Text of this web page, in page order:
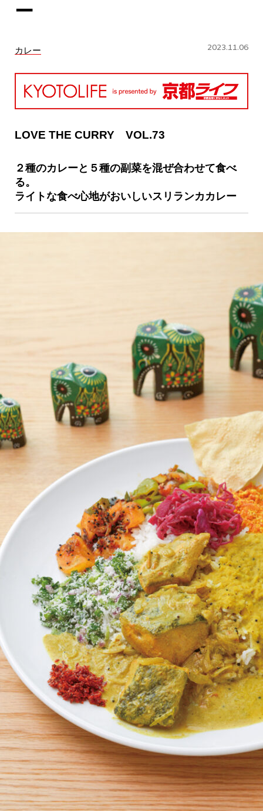
チケットプレゼント応募
MAIN MENU
SERIES
カレーが好き
CULTURE
すべて
関西で開催。
おすすめの展覧会
おすすめの映画
誠光社で選びました。
おすすめの本
紹介します。
おすすめのイベント
ー
カレー 2023.11.06
LOVE THE CURRY VOL.73
２種のカレーと５種の副菜を混ぜ合わせて食べ
る。
ライトな食べ心地がおいしいスリランカカレー